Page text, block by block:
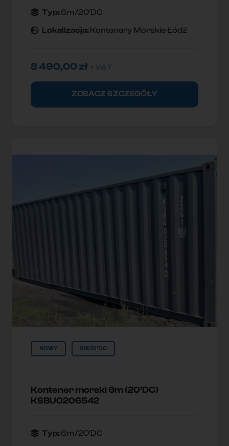
Typ: 6m/20'DC
Lokallzacja: Kontenery Morskie Łódź
8 490,00zł
ZOBACZ SZCZEGÓŁY
NOWY 6M/20'DC
Kontener morski 6m (20’DC)
KSBU0206542
Typ: 6m/20'DC